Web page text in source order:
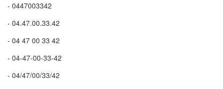
- 0447003342
- 04.47.00.33.42
- 04 47 00 33 42
- 04-47-00-33-42
- 04/47/00/33/42